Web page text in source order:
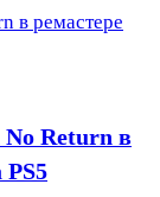
в ремастере
Return в
PS5